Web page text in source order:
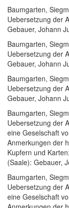
Baumgarten,
Uebersetzung der
Gebauer, Johann
Baumgarten,
Uebersetzung der
Gebauer, Johann
Baumgarten,
Uebersetzung der
Gebauer, Johann
Baumgarten,
Uebersetzung der
eine Geselschaft
Anmerkungen der
Kupfern und
(Saale): Gebauer,
Baumgarten,
Uebersetzung der
eine Geselschaft